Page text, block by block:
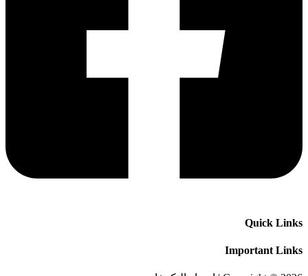
Quick Links
Important Links